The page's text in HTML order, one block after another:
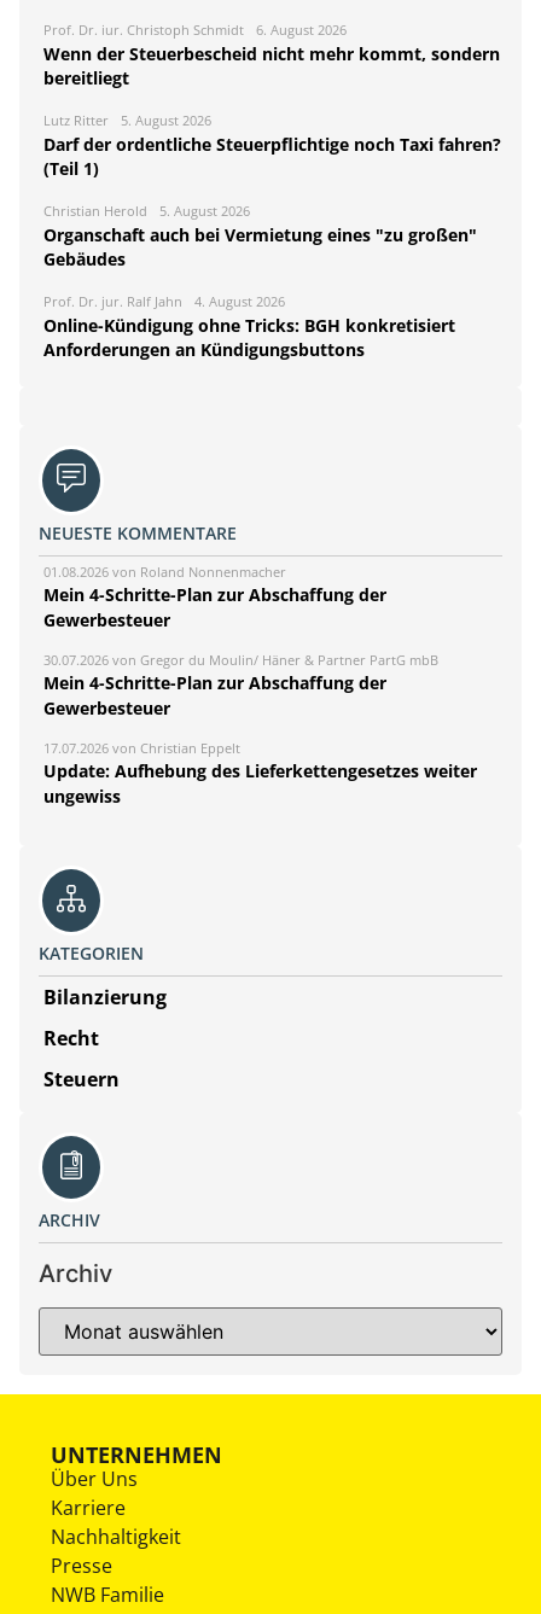
Prof. Dr. iur. Christoph Schmidt 6. August 2026
Wenn der Steuerbescheid nicht mehr kommt, sondern
bereitliegt
Lutz Ritter 5. August 2026
Darf der ordentliche Steuerpflichtige noch Taxi fahren?
(Teil 1)
Christian Herold 5. August 2026
Organschaft auch bei Vermietung eines "zu großen"
Gebäudes
Prof. Dr. jur. Ralf Jahn 4. August 2026
Online-Kündigung ohne Tricks: BGH konkretisiert
Anforderungen an Kündigungsbuttons
NEUESTE KOMMENTARE
01.08.2026 von Roland Nonnenmacher
Mein 4-Schritte-Plan zur Abschaffung der
Gewerbesteuer
30.07.2026 von Gregor du Moulin/ Häner & Partner PartG mbB
Mein 4-Schritte-Plan zur Abschaffung der
Gewerbesteuer
17.07.2026 von Christian Eppelt
Update: Aufhebung des Lieferkettengesetzes weiter
ungewiss
KATEGORIEN
Bilanzierung
Recht
Steuern
ARCHIV
Archiv
UNTERNEHMEN
Über Uns
Karriere
Nachhaltigkeit
Presse
NWB Familie